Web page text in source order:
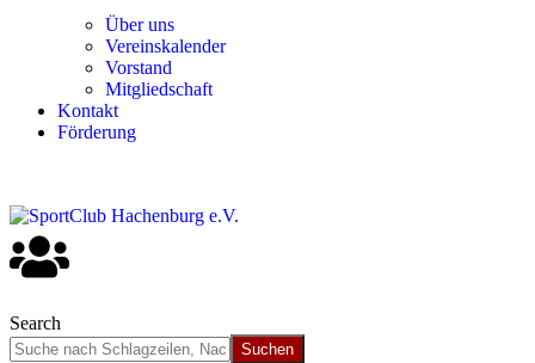
Über uns
Ver­einska­len­der
Vor­stand
Mit­glied­schaft
Kon­takt
För­de­rung
Search